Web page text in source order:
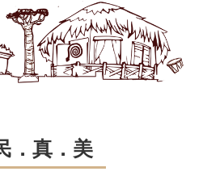
．真．美